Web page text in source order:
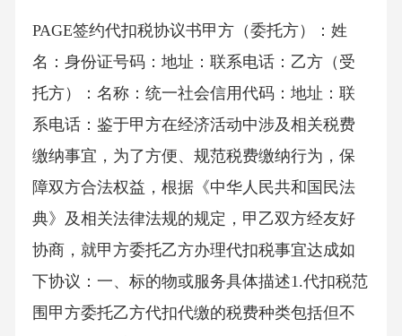
PAGE签约代扣税协议书 甲方（委托方）：姓
名：身份证号码：地址：联系电话：乙方（受
托方）：名称：统一社会信用代码：地址：联
系电话：鉴于甲方在经济活动中涉及相关税费
缴纳事宜，为了方便、规范税费缴纳行为，保
障双方合法权益，根据《中华人民共和国民法
典》及相关法律法规的规定，甲乙双方经友好
协商，就甲方委托乙方办理代扣税事宜达成如
下协议：一、标的物或服务具体描述1.代扣税范
围甲方委托乙方代扣代缴的税费种类包括但不